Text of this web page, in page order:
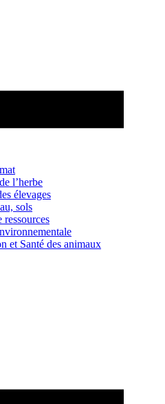
l’herbe
élevages
sols
ressources
et Santé des animaux